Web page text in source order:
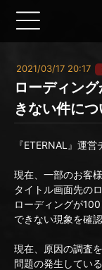
2021/03/17 20:17
ローディン
きない件につ
『ETERNAL』運営
現在、一部のお客
タイトル画面先の
ローディングが
できない現象を確
現在、原因の調査
問題の発生してい